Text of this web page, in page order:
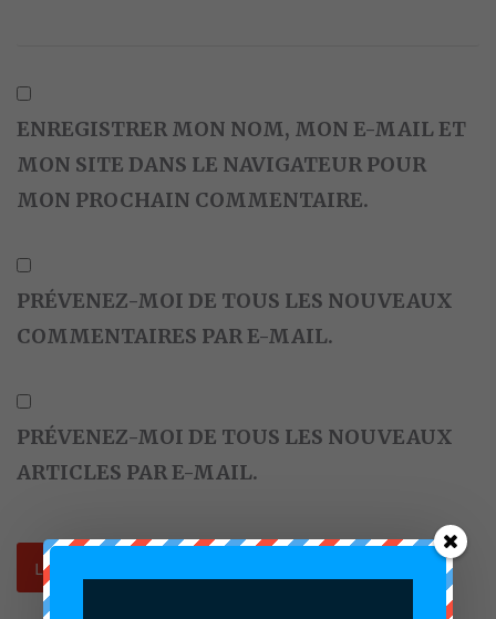
ENREGISTRER MON NOM, MON E-MAIL ET
MON SITE DANS LE NAVIGATEUR POUR
MON PROCHAIN COMMENTAIRE.
PRÉVENEZ-MOI DE TOUS LES NOUVEAUX
COMMENTAIRES PAR E-MAIL.
PRÉVENEZ-MOI DE TOUS LES NOUVEAUX
ARTICLES PAR E-MAIL.